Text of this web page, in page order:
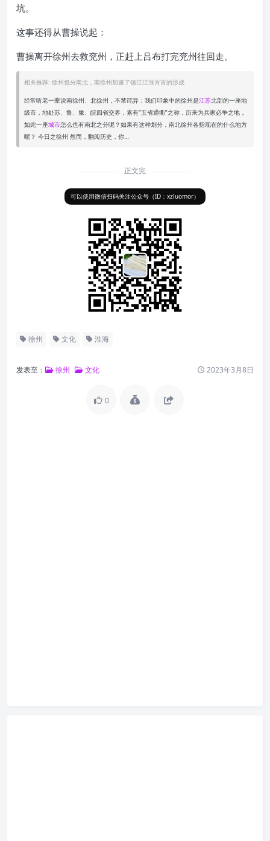
坑。
这事还得从曹操说起：
曹操离开徐州去救兖州，正赶上吕布打完兖州往回走。
相关推荐: 徐州也分南北，南徐州加速了镇江江淮方言的形成
经常听老一辈说南徐州、北徐州，不禁诧异：我们印象中的徐州是江苏北部的一座地
级市，地处苏、鲁、豫、皖四省交界，素有“五省通衢”之称，历来为兵家必争之地，
如此一座城市怎么也有南北之分呢？如果有这种划分，南北徐州各指现在的什么地方
呢？ 今日之徐州 然而，翻阅历史，你…
正文完
可以使用微信扫码关注公众号（ID：xzluomor）
徐州 文化 淮海
发表至： 徐州 文化 2023年3月8日
0